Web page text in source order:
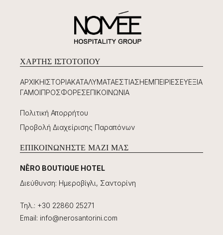
ΧΆΡΤΗΣ ΙΣΤΟΤΌΠΟΥ
ΑΡΧΙΚΉΙΣΤΟΡΊΑΚΑΤΑΛΎΜΑΤΑΕΣΤΊΑΣΗΕΜΠΕΙΡΊΕΣΕΥΕΞΊΑ
ΓΆΜΟΙΠΡΟΣΦΟΡΈΣΕΠΙΚΟΙΝΩΝΊΑ
Πολιτική Απορρήτου
Προβολή Διαχείρισης Παραπόνων
ΕΠΙΚΟΙΝΩΝΉΣΤΕ ΜΑΖΊ ΜΑΣ
NĒRO BOUTIQUE HOTEL
Διεύθυνση: Ημεροβίγλι, Σαντορίνη
Τηλ.: +30 22860 25271
Email: info@nerosantorini.com